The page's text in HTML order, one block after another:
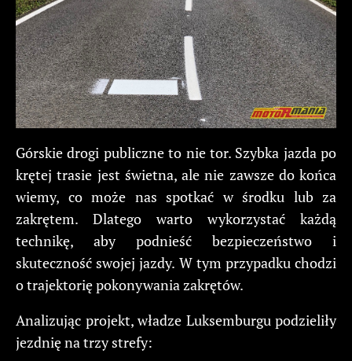
Górskie drogi publiczne to nie tor. Szybka jazda po
krętej trasie jest świetna, ale nie zawsze do końca
wiemy, co może nas spotkać w środku lub za
zakrętem. Dlatego warto wykorzystać każdą
technikę, aby podnieść bezpieczeństwo i
skuteczność swojej jazdy. W tym przypadku chodzi
o trajektorię pokonywania zakrętów.
Analizując projekt, władze Luksemburgu podzieliły
jezdnię na trzy strefy: